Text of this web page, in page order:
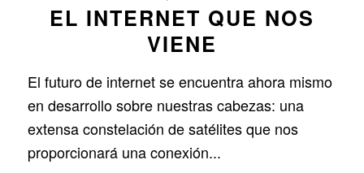
EL INTERNET QUE NOS
VIENE
El futuro de internet se encuentra ahora mismo
en desarrollo sobre nuestras cabezas: una
extensa constelación de satélites que nos
proporcionará una conexión...